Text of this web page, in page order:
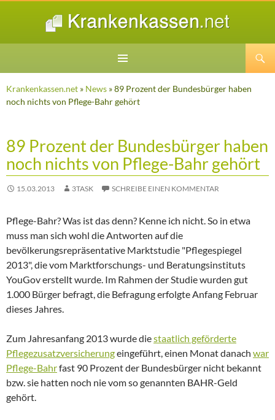
SPRINGEN
Krankenkassen.net » News » 89 Prozent der Bundesbürger haben
noch nichts von Pflege-Bahr gehört
89 Prozent der Bundesbürger haben
noch nichts von Pflege-Bahr gehört
15.03.2013 3TASK SCHREIBE EINEN KOMMENTAR
Pflege-Bahr? Was ist das denn? Kenne ich nicht. So in etwa
muss man sich wohl die Antworten auf die
bevölkerungsrepräsentative Marktstudie "Pflegespiegel
2013", die vom Marktforschungs- und Beratungsinstituts
YouGov erstellt wurde. Im Rahmen der Studie wurden gut
1.000 Bürger befragt, die Befragung erfolgte Anfang Februar
dieses Jahres.
Zum Jahresanfang 2013 wurde diestaatlich geförderte
Pflegezusatzversicherungeingeführt, einen Monat danach war
Pflege-Bahrfast 90 Prozent der Bundesbürger nicht bekannt
bzw. sie hatten noch nie vom so genannten BAHR-Geld
gehört.